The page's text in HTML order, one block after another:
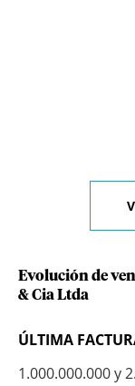
Evolución de
& Cia Ltda
ÚLTIMA
1.000.000.000 y